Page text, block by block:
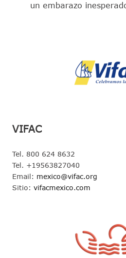
un embarazo
VIFAC
Tel. 800 624 8632
Tel. +19563827040
Email: mexico@vifac.org
Sitio: vifacmexico.com